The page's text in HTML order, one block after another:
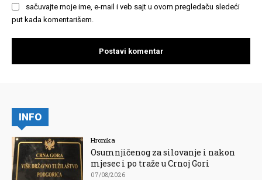
sačuvajte moje ime, e-mail i veb sajt u ovom pregledaču sledeći
put kada komentarišem.
INFO
Hronika
Osumnjičenog za silovanje i nakon
mjesec i po traže u Crnoj Gori
07/08/2026